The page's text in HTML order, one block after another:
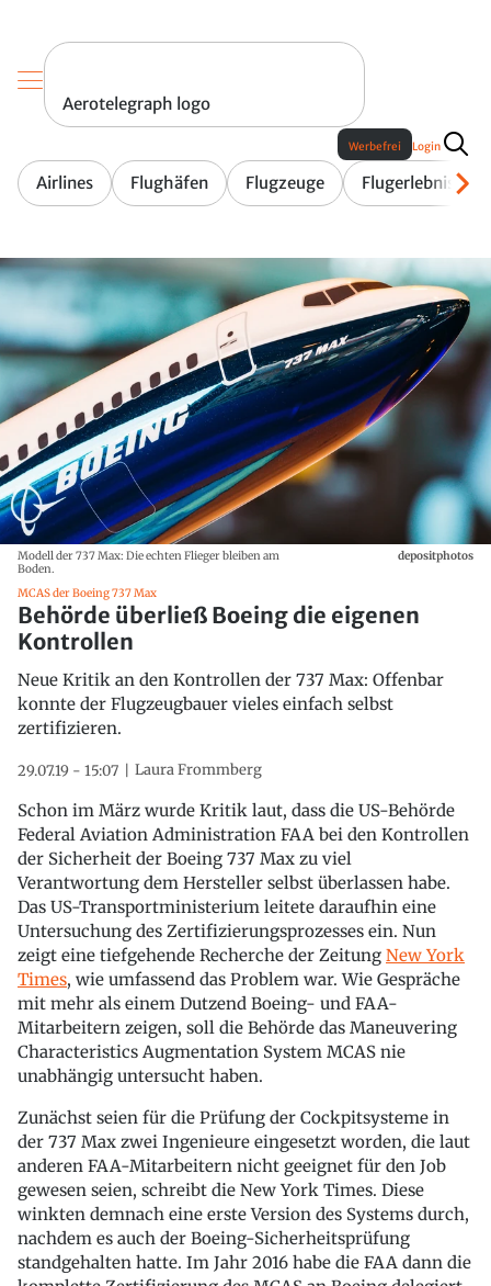
Aerotelegraph logo
Airlines Flughäfen Flugzeuge Flugerlebnis
Werbefrei Login
Modell der 737 Max: Die echten Flieger bleiben am
Boden.
depositphotos
MCAS der Boeing 737 Max
Behörde überließ Boeing die eigenen
Kontrollen
Neue Kritik an den Kontrollen der 737 Max: Offenbar
konnte der Flugzeugbauer vieles einfach selbst
zertifizieren.
29.07.19 - 15:07 Laura Frommberg
Schon im März wurde Kritik laut, dass die US-Behörde
Federal Aviation Administration FAA bei den Kontrollen
der Sicherheit der Boeing 737 Max zu viel
Verantwortung dem Hersteller selbst überlassen habe.
Das US-Transportministerium leitete daraufhin eine
Untersuchung des Zertifizierungsprozesses ein. Nun
zeigt eine tiefgehende Recherche der Zeitung New York
Times, wie umfassend das Problem war. Wie Gespräche
mit mehr als einem Dutzend Boeing- und FAA-
Mitarbeitern zeigen, soll die Behörde das Maneuvering
Characteristics Augmentation System MCAS nie
unabhängig untersucht haben.
Zunächst seien für die Prüfung der Cockpitsysteme in
der 737 Max zwei Ingenieure eingesetzt worden, die laut
anderen FAA-Mitarbeitern nicht geeignet für den Job
gewesen seien, schreibt die New York Times. Diese
winkten demnach eine erste Version des Systems durch,
nachdem es auch der Boeing-Sicherheitsprüfung
standgehalten hatte. Im Jahr 2016 habe die FAA dann die